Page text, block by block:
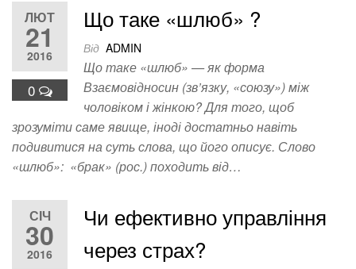
ЛЮТ
21
2016
0
Що таке «шлюб» ?
Від ADMIN
Що таке «шлюб» — як форма
Взаємовідносин (зв’язку, «союзу») між
чоловіком і жінкою? Для того, щоб
зрозуміти саме явище, іноді достатньо навіть
подивитися на суть слова, що його описує. Слово
«шлюб»: «брак» (рос.) походить від…
СІЧ
30
2016
Чи ефективно управління
через страх?